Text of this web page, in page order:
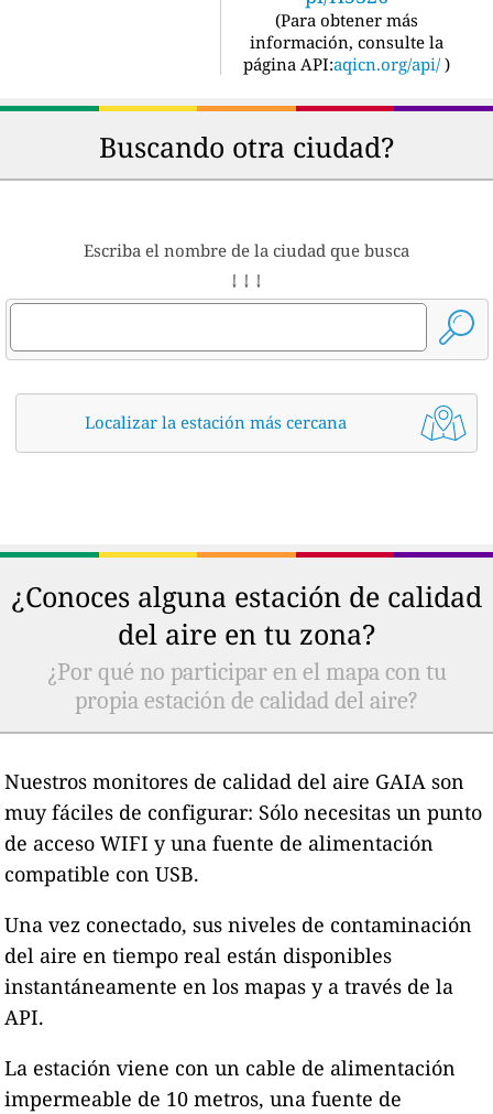
(Para obtener más
información, consulte la
página API:aqicn.org/api/ )
Buscando otra ciudad?
Escriba el nombre de la ciudad que busca
↓ ↓ ↓
Localizar la estación más cercana
¿Conoces alguna estación de calidad
del aire en tu zona?
¿Por qué no participar en el mapa con tu
propia estación de calidad del aire?
Nuestros monitores de calidad del aire GAIA son
muy fáciles de configurar: Sólo necesitas un punto
de acceso WIFI y una fuente de alimentación
compatible con USB.
Una vez conectado, sus niveles de contaminación
del aire en tiempo real están disponibles
instantáneamente en los mapas y a través de la
API.
La estación viene con un cable de alimentación
impermeable de 10 metros, una fuente de